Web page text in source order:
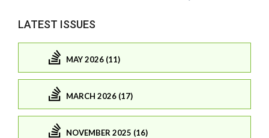
LATEST ISSUES
MAY 2026 (11)
MARCH 2026 (17)
NOVEMBER 2025 (16)